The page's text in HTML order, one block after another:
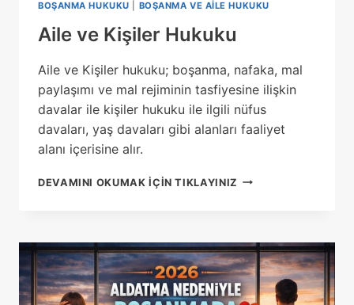
BOŞANMA HUKUKU BOŞANMA VE AILE HUKUKU
Aile ve Kişiler Hukuku
Aile ve Kişiler hukuku; boşanma, nafaka, mal
paylaşımı ve mal rejiminin tasfiyesine ilişkin
davalar ile kişiler hukuku ile ilgili nüfus
davaları, yaş davaları gibi alanları faaliyet
alanı içerisine alır.
DEVAMINI OKUMAK IÇIN TIKLAYINIZ AILE